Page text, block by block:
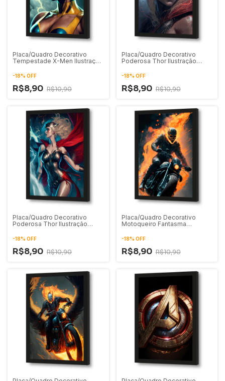
Placa/Quadro Decorativo
Tempestade X-Men Ilustração
-18% OFF
R$8,90 R$10,90
Placa/Quadro Decorativo
Poderosa Thor Ilustração
-18% OFF
R$8,90 R$10,90
Placa/Quadro Decorativo
Poderosa Thor Ilustração
-18% OFF
R$8,90 R$10,90
Placa/Quadro Decorativo
Motoqueiro Fantasma
-18% OFF
R$8,90 R$10,90